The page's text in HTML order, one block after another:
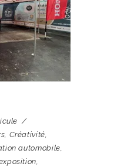
, Créativité,
automobile,
,